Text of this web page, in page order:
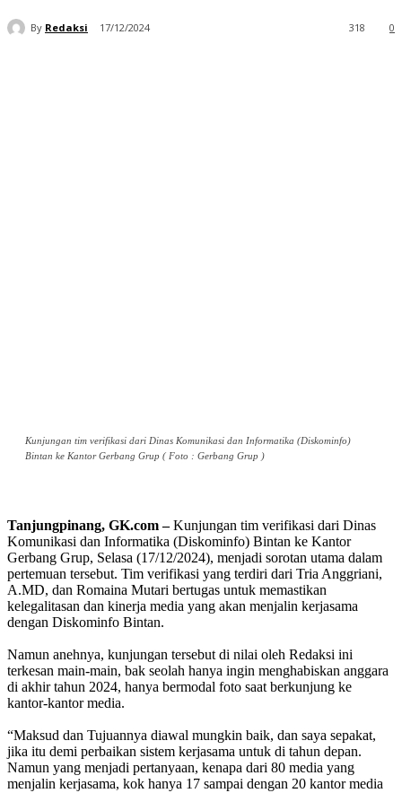
By Redaksi 17/12/2024 0
318
Kunjungan tim verifikasi dari Dinas Komunikasi dan Informatika (Diskominfo)
Bintan ke Kantor Gerbang Grup ( Foto : Gerbang Grup )
Tanjungpinang, GK.com –Kunjungan tim verifikasi dari Dinas
Komunikasi dan Informatika (Diskominfo) Bintan ke Kantor
Gerbang Grup, Selasa (17/12/2024), menjadi sorotan utama dalam
pertemuan tersebut. Tim verifikasi yang terdiri dari Tria Anggriani,
A.MD, dan Romaina Mutari bertugas untuk memastikan
kelegalitasan dan kinerja media yang akan menjalin kerjasama
dengan Diskominfo Bintan.
Namun anehnya, kunjungan tersebut di nilai oleh Redaksi ini
terkesan main-main, bak seolah hanya ingin menghabiskan anggara
di akhir tahun 2024, hanya bermodal foto saat berkunjung ke
kantor-kantor media.
“Maksud dan Tujuannya diawal mungkin baik, dan saya sepakat,
jika itu demi perbaikan sistem kerjasama untuk di tahun depan.
Namun yang menjadi pertanyaan, kenapa dari 80 media yang
menjalin kerjasama, kok hanya 17 sampai dengan 20 kantor media